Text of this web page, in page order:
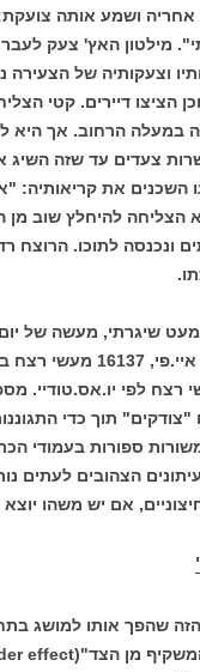
ושמע אותה צועקת:
מילטון האץ' צעק
וצעקותיה של הצעירה
הציצו דיירים. קטי
במעלה הרחוב. אך היא
צעדים עד שזה השיג
השכנים את קריאותיה:
הצליחה להיחלץ שוב מן
ונכנסה לתוכו. הרוצח
שיגרתי, מעשה של
2004 היו, לפי סוכנות
היו 579 מעשי רצח לפי
תוך כדי
ספורות בעמודי
הצהובים לעתים
אם יש משהו יוצא
שהפך אותו למושג